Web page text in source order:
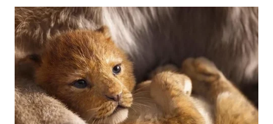
WN
NATUNA
WN
BINTAN
WN